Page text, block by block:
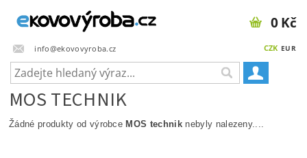
info@ekovovyroba.cz CZK EUR
0 Kč
MOS TECHNIK
Žádné produkty od výrobce MOS techniknebyly nalezeny....